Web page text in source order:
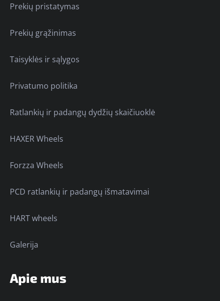
Prekių pristatymas
Prekių grąžinimas
Taisyklės ir sąlygos
Privatumo politika
Ratlankių ir padangų dydžių skaičiuoklė
HAXER Wheels
Forzza Wheels
PCD ratlankių ir padangų išmatavimai
HART wheels
Galerija
Apie mus